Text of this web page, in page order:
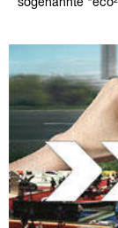
sogenannte